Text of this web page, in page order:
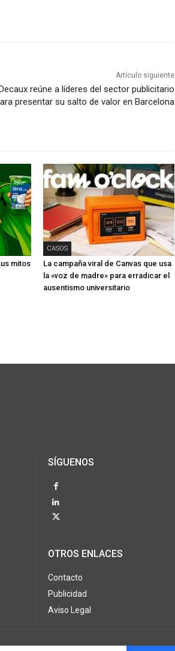
Artículo siguiente
reúne a líderes del sector publicitario
presentar su salto de valor en Barcelona
mitos
CASOS
La campaña viral de Canvas que usa
la «voz de madre» para erradicar el
ausentismo universitario
SÍGUENOS
OTROS ENLACES
Contacto
Publicidad
Aviso Legal